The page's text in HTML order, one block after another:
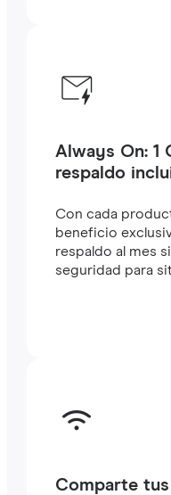
Always On: 1
respaldo
Con cada
beneficio
respaldo al mes
seguridad para
Comparte